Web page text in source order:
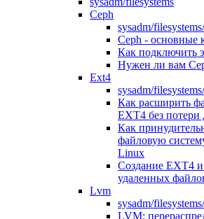
Ceph
sysadm/
Ceph - основные
Как подключить
Нужен ли вам
Ext4
sysadm/
Как расширить
EXT4 без
Как
файловую
Linux
Создание EXT4 и
удаленных
Lvm
sysadm/
LVM: